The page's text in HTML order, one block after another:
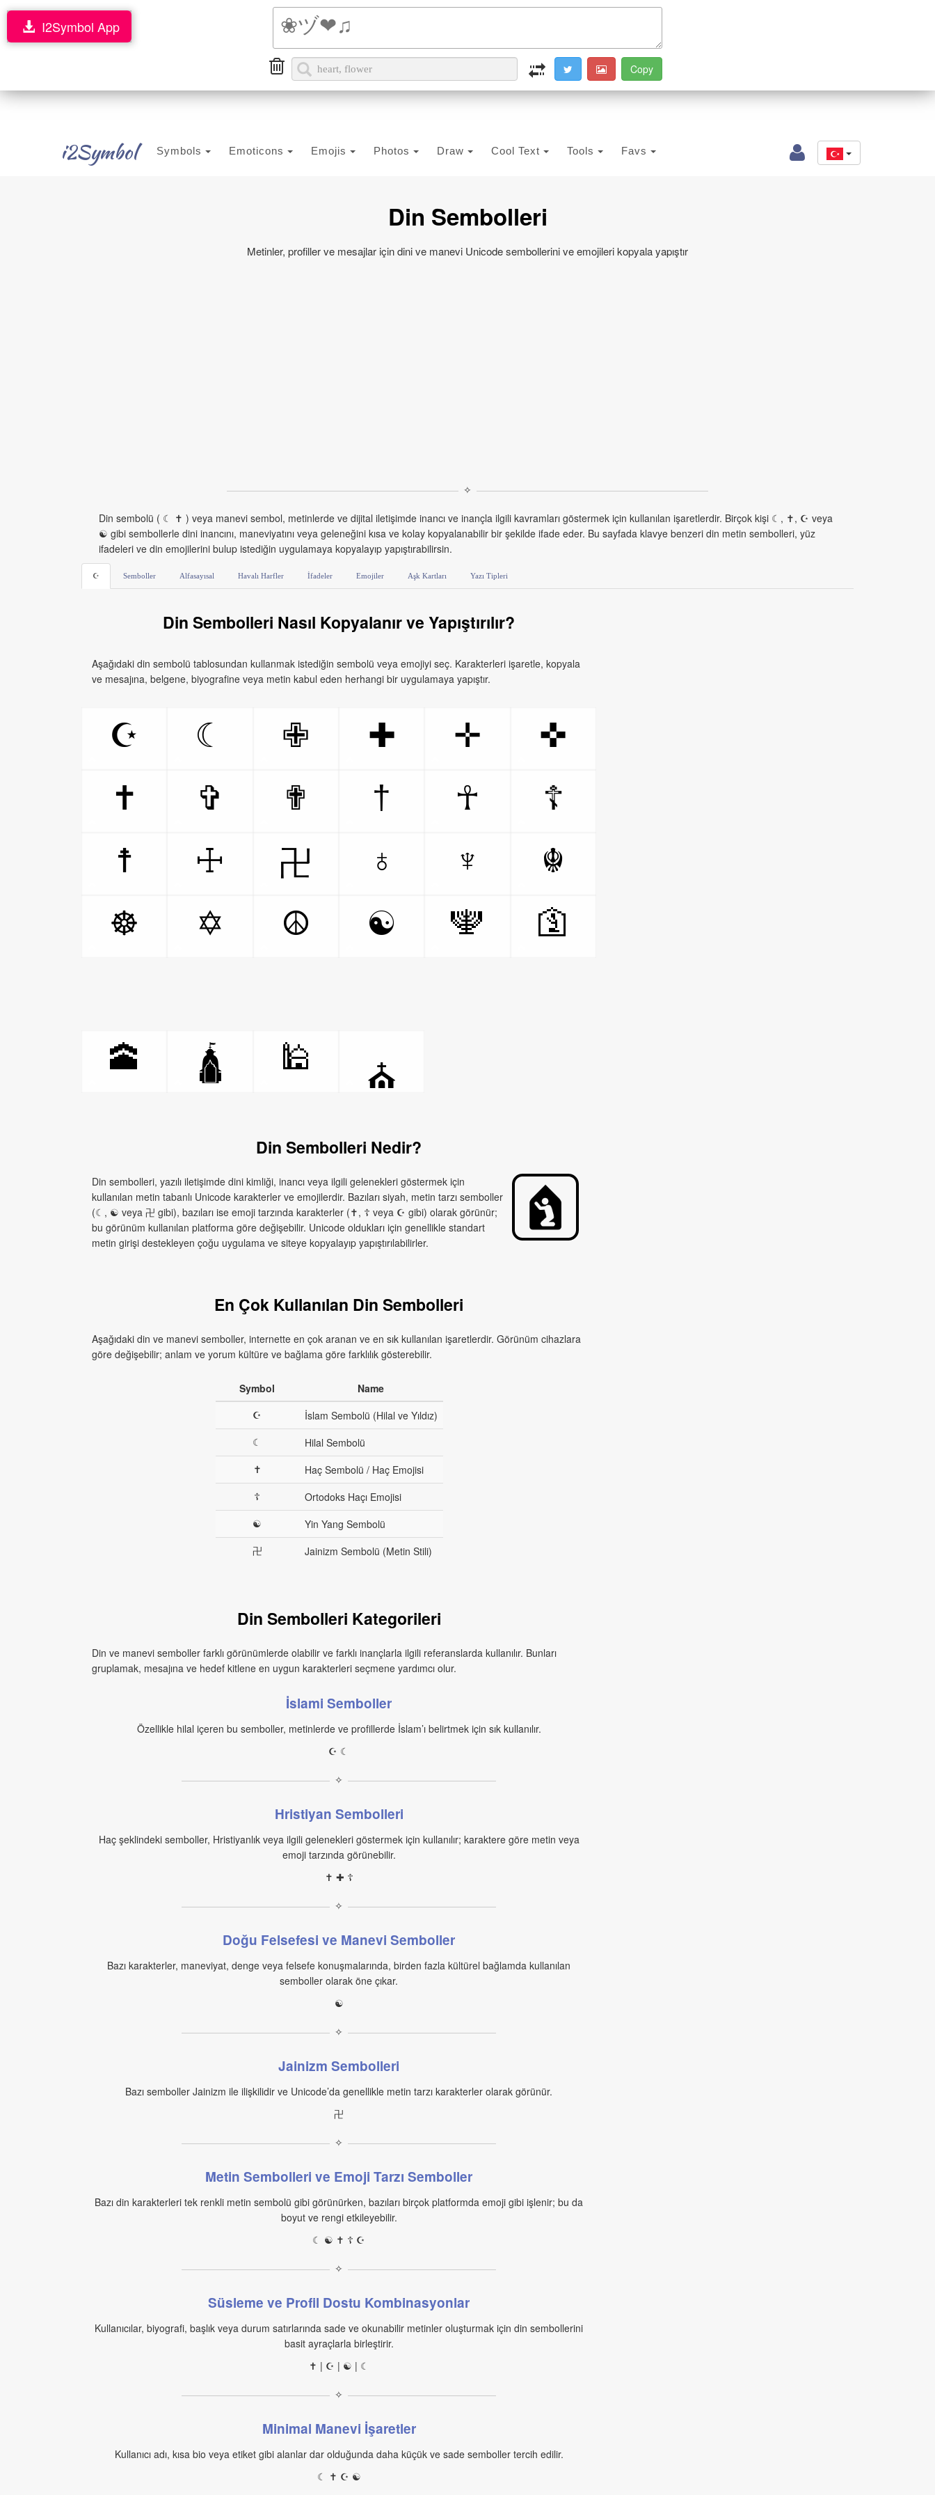
i2Symbol Symbols Emoticons Emojis Photos Draw Cool Text Tools Favs
I2Symbol App
Din Sembolleri
Metinler, profiller ve mesajlar için dini ve manevi Unicode sembollerini ve emojileri kopyala yapıştır
✧
Din sembolü ( ☾ ✝ ) veya manevi sembol, metinlerde ve dijital iletişimde inancı ve inançla ilgili kavramları göstermek için kullanılan işaretlerdir. Birçok kişi ☾, ✝, ☪ veya
☯ gibi sembollerle dini inancını, maneviyatını veya geleneğini kısa ve kolay kopyalanabilir bir şekilde ifade eder. Bu sayfada klavye benzeri din metin sembolleri, yüz
ifadeleri ve din emojilerini bulup istediğin uygulamaya kopyalayıp yapıştırabilirsin.
☪ Semboller Alfasayısal Havalı Harfler İfadeler Emojiler Aşk Kartları Yazı Tipleri
Din Sembolleri Nasıl Kopyalanır ve Yapıştırılır?
Aşağıdaki din sembolü tablosundan kullanmak istediğin sembolü veya emojiyi seç. Karakterleri işaretle, kopyala
ve mesajına, belgene, biyografine veya metin kabul eden herhangi bir uygulamaya yapıştır.
☪ ☾ ✙ ✚ ✛
✜
✝
✞ ✟ † ☥
☦
☨
☩ 卍 ♁ ♆
☬
☸
✡ ☮ ☯ 🕎 🛐
🕋 🛕 🕌
⛪
Din Sembolleri Nedir?
Din sembolleri, yazılı iletişimde dini kimliği, inancı veya ilgili gelenekleri göstermek için
kullanılan metin tabanlı Unicode karakterler ve emojilerdir. Bazıları siyah, metin tarzı semboller
(☾, ☯ veya 卍 gibi), bazıları ise emoji tarzında karakterler (✝, ☦ veya ☪ gibi) olarak görünür;
bu görünüm kullanılan platforma göre değişebilir. Unicode oldukları için genellikle standart
metin girişi destekleyen çoğu uygulama ve siteye kopyalayıp yapıştırılabilirler.
En Çok Kullanılan Din Sembolleri
Aşağıdaki din ve manevi semboller, internette en çok aranan ve en sık kullanılan işaretlerdir. Görünüm cihazlara
göre değişebilir; anlam ve yorum kültüre ve bağlama göre farklılık gösterebilir.
Symbol
Name
☪
İslam Sembolü (Hilal ve Yıldız)
☾
Hilal Sembolü
✝
Haç Sembolü / Haç Emojisi
☦
Ortodoks Haçı Emojisi
☯
Yin Yang Sembolü
卍
Jainizm Sembolü (Metin Stili)
Din Sembolleri Kategorileri
Din ve manevi semboller farklı görünümlerde olabilir ve farklı inançlarla ilgili referanslarda kullanılır. Bunları
gruplamak, mesajına ve hedef kitlene en uygun karakterleri seçmene yardımcı olur.
İslami Semboller
Özellikle hilal içeren bu semboller, metinlerde ve profillerde İslam’ı belirtmek için sık kullanılır.
☪ ☾
✧
Hristiyan Sembolleri
Haç şeklindeki semboller, Hristiyanlık veya ilgili gelenekleri göstermek için kullanılır; karaktere göre metin veya
emoji tarzında görünebilir.
✝ ✚ ☦
✧
Doğu Felsefesi ve Manevi Semboller
Bazı karakterler, maneviyat, denge veya felsefe konuşmalarında, birden fazla kültürel bağlamda kullanılan
semboller olarak öne çıkar.
☯
✧
Jainizm Sembolleri
Bazı semboller Jainizm ile ilişkilidir ve Unicode’da genellikle metin tarzı karakterler olarak görünür.
卍
✧
Metin Sembolleri ve Emoji Tarzı Semboller
Bazı din karakterleri tek renkli metin sembolü gibi görünürken, bazıları birçok platformda emoji gibi işlenir; bu da
boyut ve rengi etkileyebilir.
☾ ☯ ✝ ☦ ☪
✧
Süsleme ve Profil Dostu Kombinasyonlar
Kullanıcılar, biyografi, başlık veya durum satırlarında sade ve okunabilir metinler oluşturmak için din sembollerini
basit ayraçlarla birleştirir.
✝ | ☪ | ☯ | ☾
✧
Minimal Manevi İşaretler
Kullanıcı adı, kısa bio veya etiket gibi alanlar dar olduğunda daha küçük ve sade semboller tercih edilir.
☾ ✝ ☪ ☯